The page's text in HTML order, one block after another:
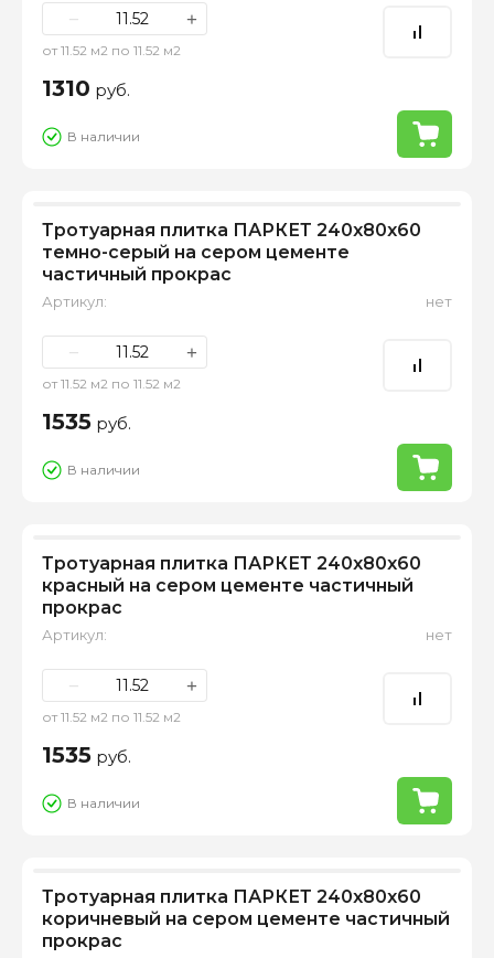
− +
от 11.52 м2 по 11.52 м2
1310 руб.
В наличии
Тротуарная плитка ПАРКЕТ 240х80х60
темно-серый на сером цементе
частичный прокрас
Артикул: нет
− +
от 11.52 м2 по 11.52 м2
1535 руб.
В наличии
Тротуарная плитка ПАРКЕТ 240х80х60
красный на сером цементе частичный
прокрас
Артикул: нет
− +
от 11.52 м2 по 11.52 м2
1535 руб.
В наличии
Тротуарная плитка ПАРКЕТ 240х80х60
коричневый на сером цементе частичный
прокрас